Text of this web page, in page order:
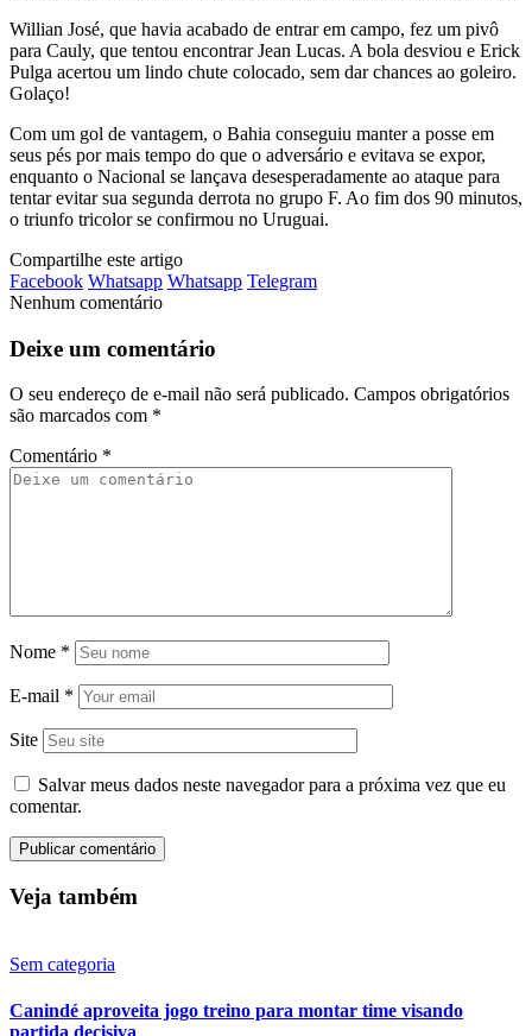
Willian José, que havia acabado de entrar em campo, fez um pivô
para Cauly, que tentou encontrar Jean Lucas. A bola desviou e Erick
Pulga acertou um lindo chute colocado, sem dar chances ao goleiro.
Golaço!
Com um gol de vantagem, o Bahia conseguiu manter a posse em
seus pés por mais tempo do que o adversário e evitava se expor,
enquanto o Nacional se lançava desesperadamente ao ataque para
tentar evitar sua segunda derrota no grupo F. Ao fim dos 90 minutos,
o triunfo tricolor se confirmou no Uruguai.
Compartilhe este artigo
Facebook Whatsapp Whatsapp Telegram
Nenhum comentário
Deixe um comentário
O seu endereço de e-mail não será publicado. Campos obrigatórios
são marcados com *
Comentário *
Nome *
E-mail *
Site
Salvar meus dados neste navegador para a próxima vez que eu
comentar.
Veja também
Sem categoria
Canindé aproveita jogo treino para montar time visando
partida decisiva